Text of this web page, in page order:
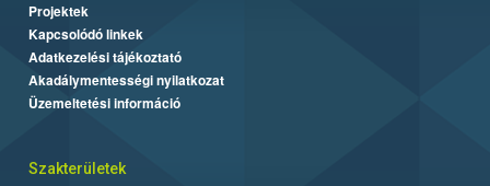
Projektek
Kapcsolódó linkek
Adatkezelési tájékoztató
Akadálymentességi nyilatkozat
Üzemeltetési információ
Szakterületek